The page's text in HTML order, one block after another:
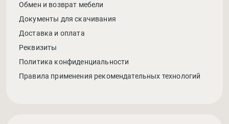
Обмен и возврат мебели
Документы для скачивания
Доставка и оплата
Реквизиты
Политика конфиденциальности
Правила применения рекомендательных технологий